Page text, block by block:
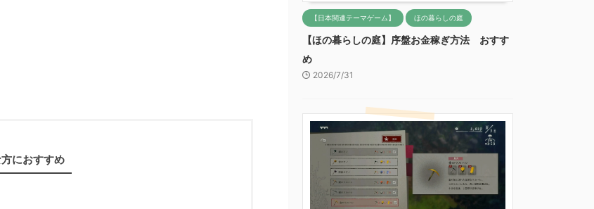
におすすめ
【日本関連テーマゲーム】 ほの暮らしの庭
【ほの暮らしの庭】序盤お金稼ぎ方法 おすす
め
2026/7/31